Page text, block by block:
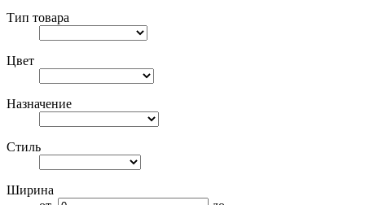
Тип товара
Цвет
Назначение
Стиль
Ширина